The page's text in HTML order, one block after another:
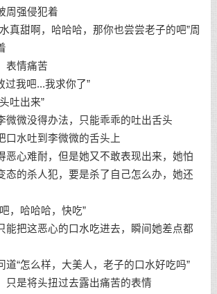
周强侵犯着
真甜啊，哈哈哈，那你也尝尝老子的吧”周
表情痛苦
过我吧...我求你了”
吐出来”
微微没得办法，只能乖乖的吐出舌头
口水吐到李微微的舌头上
恶心难耐，但是她又不敢表现出来，她怕
态的杀人犯，要是杀了自己怎么办，她还
，哈哈哈，快吃”
能把这恶心的口水吃进去，瞬间她差点都
道“怎么样，大美人，老子的口水好吃吗”
只是将头扭过去露出痛苦的表情